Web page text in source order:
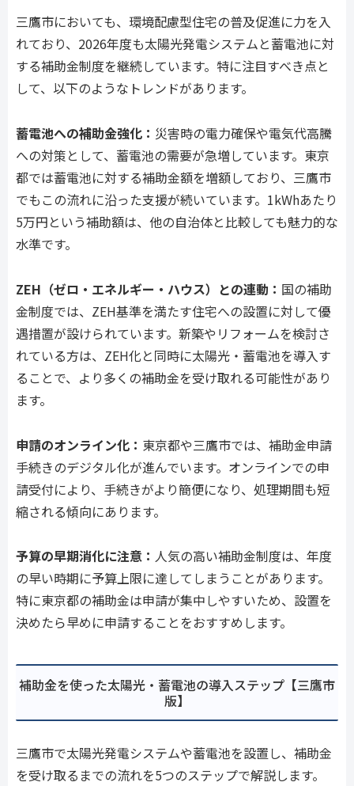
三鷹市においても、環境配慮型住宅の普及促進に力を入
れており、2026年度も太陽光発電システムと蓄電池に対
する補助金制度を継続しています。特に注目すべき点と
して、以下のようなトレンドがあります。
蓄電池への補助金強化： 災害時の電力確保や電気代高騰
への対策として、蓄電池の需要が急増しています。東京
都では蓄電池に対する補助金額を増額しており、三鷹市
でもこの流れに沿った支援が続いています。1kWhあたり
5万円という補助額は、他の自治体と比較しても魅力的な
水準です。
ZEH（ゼロ・エネルギー・ハウス）との連動： 国の補助
金制度では、ZEH基準を満たす住宅への設置に対して優
遇措置が設けられています。新築やリフォームを検討さ
れている方は、ZEH化と同時に太陽光・蓄電池を導入す
ることで、より多くの補助金を受け取れる可能性があり
ます。
申請のオンライン化： 東京都や三鷹市では、補助金申請
手続きのデジタル化が進んでいます。オンラインでの申
請受付により、手続きがより簡便になり、処理期間も短
縮される傾向にあります。
予算の早期消化に注意： 人気の高い補助金制度は、年度
の早い時期に予算上限に達してしまうことがあります。
特に東京都の補助金は申請が集中しやすいため、設置を
決めたら早めに申請することをおすすめします。
補助金を使った太陽光・蓄電池の導入ステップ【三鷹市
版】
三鷹市で太陽光発電システムや蓄電池を設置し、補助金
を受け取るまでの流れを5つのステップで解説します。